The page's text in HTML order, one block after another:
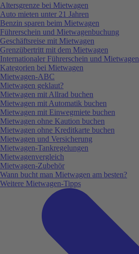
Altersgrenze bei Mietwagen
Auto mieten unter 21 Jahren
Benzin sparen beim Mietwagen
Führerschein und Mietwagenbuchung
Geschäftsreise mit Mietwagen
Grenzübertritt mit dem Mietwagen
Internationaler Führerschein und Mietwagen
Kategorien bei Mietwagen
Mietwagen-ABC
Mietwagen geklaut?
Mietwagen mit Allrad buchen
Mietwagen mit Automatik buchen
Mietwagen mit Einwegmiete buchen
Mietwagen ohne Kaution buchen
Mietwagen ohne Kreditkarte buchen
Mietwagen und Versicherung
Mietwagen-Tankregelungen
Mietwagenvergleich
Mietwagen-Zubehör
Wann bucht man Mietwagen am besten?
Weitere Mietwagen-Tipps